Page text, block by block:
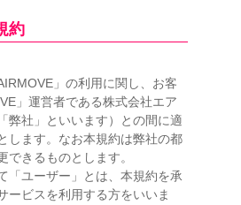
約
」の利用に関し、お客
」運営者である株式会社エア
弊社」といいます）との間に適
します。なお本規約は弊社の都
できるものとします。
「ユーザー」とは、本規約を承
ービスを利用する方をいいま